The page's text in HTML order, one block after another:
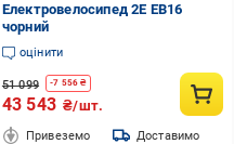
Електровелосипед 2E EB16
чорний
оцінити
51 099 -7 556 ₴
43 543 ₴/шт.
Привеземо Доставимо